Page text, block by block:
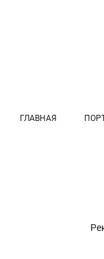
ГЛАВНАЯ